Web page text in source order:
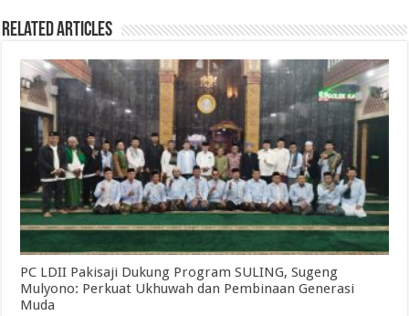
Related Articles
PC LDII Pakisaji Dukung Program SULING, Sugeng
Mulyono: Perkuat Ukhuwah dan Pembinaan Generasi
Muda